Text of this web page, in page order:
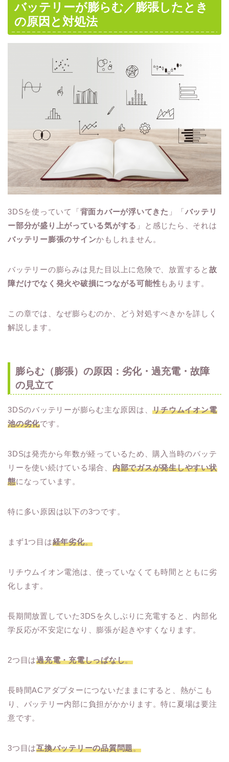
バッテリーが膨らむ／膨張したとき
の原因と対処法
3DSを使っていて「背面カバーが浮いてきた 」「バッテリ
ー部分が盛り上がっている気がする 」と感じたら、それは
バッテリー膨張のサインかもしれません。
バッテリーの膨らみは見た目以上に危険で、放置すると 故
障だけでなく発火や破損につながる可能性もあります。
この章では、なぜ膨らむのか、どう対処すべきかを詳しく
解説します。
膨らむ（膨張）の原因：劣化・過充電・故障
の見立て
3DSのバッテリーが膨らむ主な原因は、リチウムイオン電
池の劣化です。
3DSは発売から年数が経っているため、購入当時のバッテ
リーを使い続けている場合、 内部でガスが発生しやすい状
態になっています。
特に多い原因は以下の3つです。
まず1つ目は経年劣化。
リチウムイオン電池は、使っていなくても時間とともに劣
化します。
長期間放置していた3DSを久しぶりに充電すると、内部化
学反応が不安定になり、膨張が起きやすくなります。
2つ目は過充電・充電しっぱなし。
長時間ACアダプターにつないだままにすると、熱がこも
り、バッテリー内部に負担がかかります。特に夏場は要注
意です。
3つ目は互換バッテリーの品質問題。